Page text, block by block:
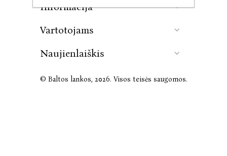
Informacija
Vartotojams
Naujienlaiškis
© Baltos lankos, 2026. Visos teisės saugomos.